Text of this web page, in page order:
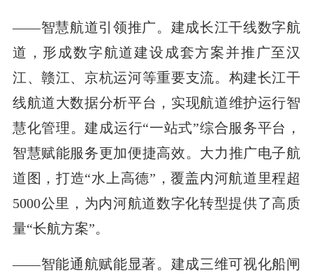
——智慧航道引领推广。建成长江干线数字航
道，形成数字航道建设成套方案并推广至汉
江、赣江、京杭运河等重要支流。构建长江干
线航道大数据分析平台，实现航道维护运行智
慧化管理。建成运行“一站式”综合服务平台，
智慧赋能服务更加便捷高效。大力推广电子航
道图，打造“水上高德”，覆盖内河航道里程超
5000公里，为内河航道数字化转型提供了高质
量“长航方案”。
——智能通航赋能显著。建成三维可视化船闸